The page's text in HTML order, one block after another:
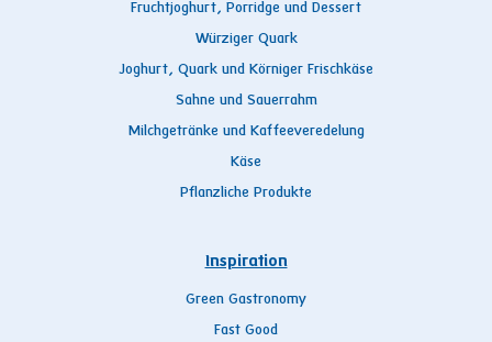
Fruchtjoghurt, Porridge und Dessert
Würziger Quark
Joghurt, Quark und Körniger Frischkäse
Sahne und Sauerrahm
Milchgetränke und Kaffeeveredelung
Käse
Pflanzliche Produkte
Inspiration
Green Gastronomy
Fast Good